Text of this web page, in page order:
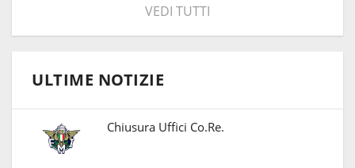
VEDI TUTTI
ULTIME NOTIZIE
Chiusura Uffici Co.Re.